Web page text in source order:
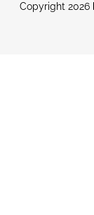
Copyright 2026